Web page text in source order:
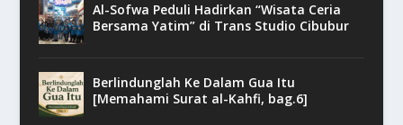
Al-Sofwa Peduli Hadirkan “Wisata Ceria
Bersama Yatim” di Trans Studio Cibubur
Berlindunglah Ke Dalam Gua Itu
[Memahami Surat al-Kahfi, bag.6]